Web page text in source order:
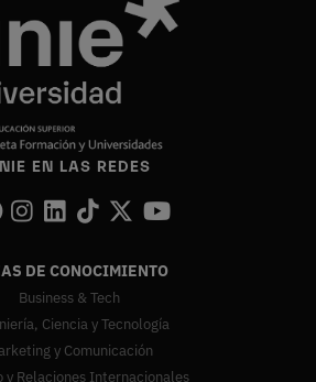
EN LAS REDES
DE CONOCIMIENTO
Business & Tech
Ciencia y Tecnología
y Comunicación
y Relaciones Internacionales